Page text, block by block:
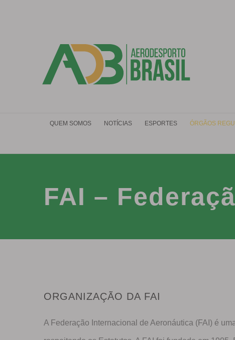
QUEM SOMOS NOTÍCIAS ESPORTES ÓRGÃOS
FAI –
ORGANIZAÇÃO DA FAI
A Federação Internacional de Aeronáutica (FAI) é